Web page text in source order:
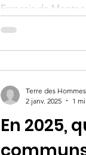
Français de
l’eau dans leur
potentiel de
dans nos actions,
En 2025,
Terre des
2 janv. 2025
1